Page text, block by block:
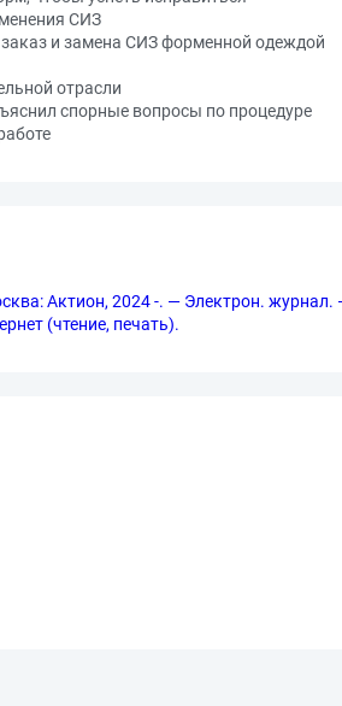
СИЗ
и замена СИЗ форменной одеждой
отрасли
спорные вопросы по процедуре
Актион, 2024 -. — Электрон.
(чтение, печать).